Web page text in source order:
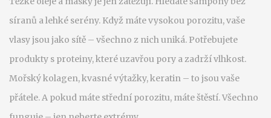
síranů a lehké serény. Když máte vysokou porozitu, vaše
vlasy jsou jako sítě – všechno z nich uniká. Potřebujete
produkty s proteiny, které uzavřou pory a zadrží vlhkost.
Mořský kolagen, kvasné výtažky, keratin – to jsou vaše
přátele. A pokud máte střední porozitu, máte štěstí. Všechno